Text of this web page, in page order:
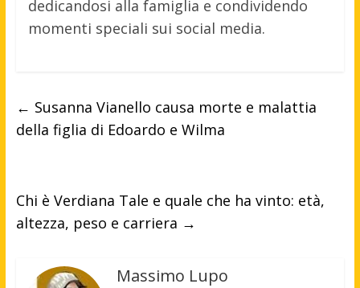
dedicandosi alla famiglia e condividendo
momenti speciali sui social media.
← Susanna Vianello causa morte e malattia
della figlia di Edoardo e Wilma
Chi è Verdiana Tale e quale che ha vinto: età,
altezza, peso e carriera →
Massimo Lupo